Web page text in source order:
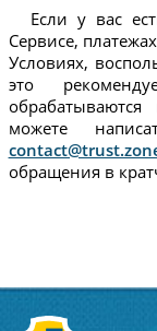
Если у вас
Сервисе,
Условиях,
это
можете
обращения в